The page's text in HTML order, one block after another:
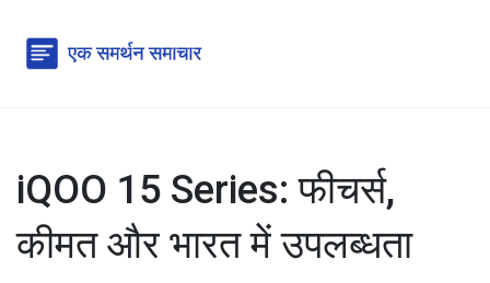
iQOO 15 Series: फीचर्स,
कीमत और भारत में उपलब्धता